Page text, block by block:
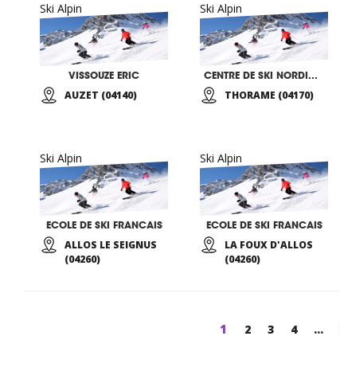
Ski Alpin
VISSOUZE ERIC
AUZET (04140)
Ski Alpin
CENTRE DE SKI NORDIQUE
THORAME (04170)
Ski Alpin
ECOLE DE SKI FRANCAIS
ALLOS LE SEIGNUS
(04260)
Ski Alpin
ECOLE DE SKI FRANCAIS
LA FOUX D'ALLOS
(04260)
Page
1 Page
2 Page
3 Page
4 ...